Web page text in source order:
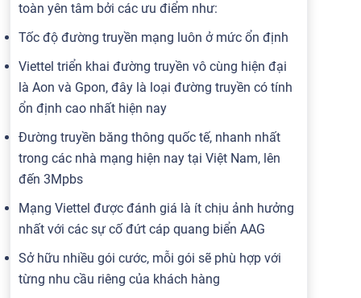
toàn yên tâm bởi các ưu điểm như:
Tốc độ đường truyền mạng luôn ở mức ổn định
Viettel triển khai đường truyền vô cùng hiện đại
là Aon và Gpon, đây là loại đường truyền có tính
ổn định cao nhất hiện nay
Đường truyền băng thông quốc tế, nhanh nhất
trong các nhà mạng hiện nay tại Việt Nam, lên
đến 3Mpbs
Mạng Viettel được đánh giá là ít chịu ảnh hưởng
nhất với các sự cố đứt cáp quang biển AAG
Sở hữu nhiều gói cước, mỗi gói sẽ phù hợp với
từng nhu cầu riêng của khách hàng